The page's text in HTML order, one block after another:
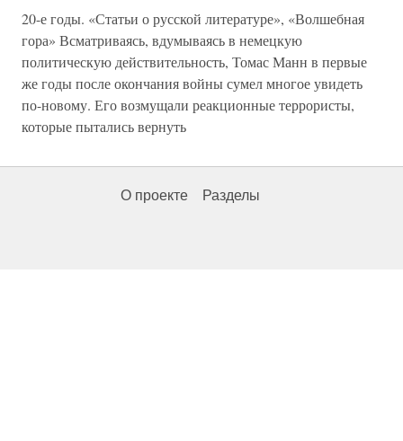
20-е годы. «Статьи о русской литературе», «Волшебная
гора» Всматриваясь, вдумываясь в немецкую
политическую действительность, Томас Манн в первые
же годы после окончания войны сумел многое увидеть
по-новому. Его возмущали реакционные террористы,
которые пытались вернуть
О проекте Разделы